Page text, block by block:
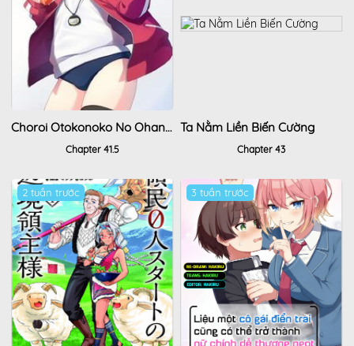
Choroi Otokonoko No Ohanashi
Chapter 41.5
Ta Nằm Liền Biến Cường
Chapter 43
2 tuần trước 3 tuần trước